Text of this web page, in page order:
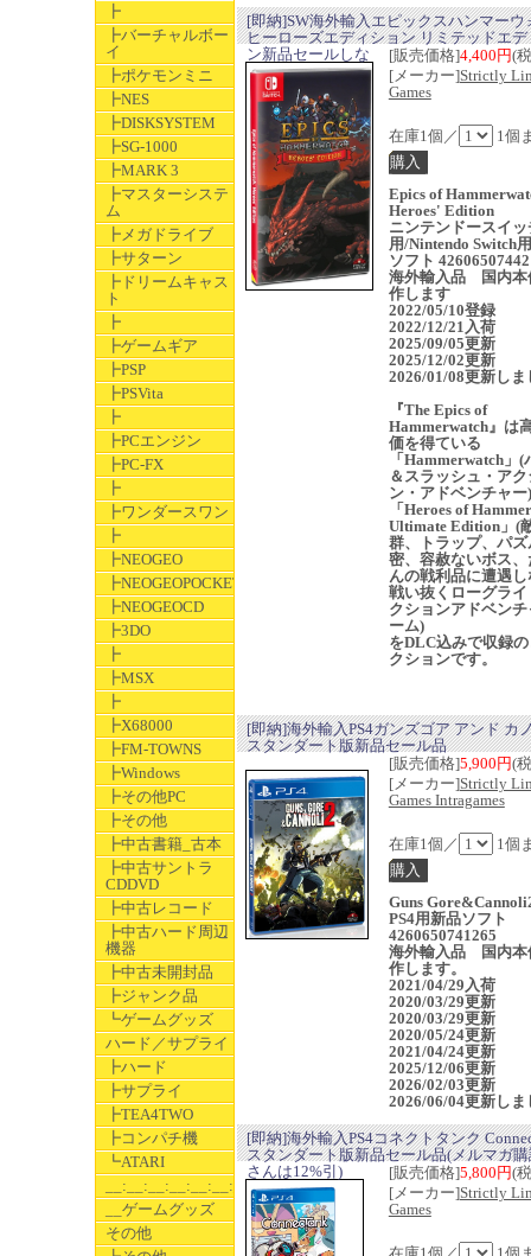
┣
┣バーチャルボー
イ
┣ポケモンミニ
┣NES
┣DISKSYSTEM
┣SG-1000
┣MARK 3
┣マスターシステ
ム
┣メガドライブ
┣サターン
┣ドリームキャス
ト
┣
┣ゲームギア
┣PSP
┣PSVita
┣
┣PCエンジン
┣PC-FX
┣
┣ワンダースワン
┣
┣NEOGEO
┣NEOGEOPOCKET
┣NEOGEOCD
┣3DO
┣
┣MSX
┣
┣X68000
┣FM-TOWNS
┣Windows
┣その他PC
┣その他
┣中古書籍_古本
┣中古サントラ
CDDVD
┣中古レコード
┣中古ハード周辺
機器
┣中古未開封品
┣ジャンク品
┗ゲームグッズ
ハード／サプライ
┣ハード
┣サプライ
┣TEA4TWO
┣コンパチ機
┗ATARI
__:__:__:__:__:__:__
__ゲームグッズ
その他
[即納]SW海外輸入エピックスハンマーウ
ヒーローズエディション リミテッドエ
ン新品セールしな
[販売価格]4,400円(
[メーカー]Strictly
Games
在庫1個／ 1個
Epics of
Heroes' Edition
ニンテンドースイッ
用/Nintendo Switch
ソフト
海外輸入品 国内本
作します
2022/05/10登録
2022/12/21入荷
2025/09/05更新
2025/12/02更新
2026/01/08更新しま
『The Epics of
Hammerwatch』は
価を得ている
「Hammerwatch」(
＆スラッシュ・アク
ン・アドベンチャー)
「Heroes of
Ultimate Edition」(
群、トラップ、パズ
密、容赦ないボス、
んの戦利品に遭遇
戦い抜くローグライ
クションアドベン
ーム)
をDLC込みで収録
クションです。
[即納]海外輸入PS4ガンズゴア アンド カ
スタンダート版新品セール品
[販売価格]5,900円(
[メーカー]Strictly
Games Intragames
在庫1個／ 1個
Guns
PS4用新品ソフト
4260650741265
海外輸入品 国内本
作します。
2021/04/29入荷
2020/03/29更新
2020/03/29更新
2020/05/24更新
2021/04/24更新
2025/12/06更新
2026/02/03更新
2026/06/04更新しま
[即納]海外輸入PS4コネクトタンク
スタンダート版新品セール品(メルマガ
さんは12%引)
[販売価格]5,800円(
[メーカー]Strictly
Games